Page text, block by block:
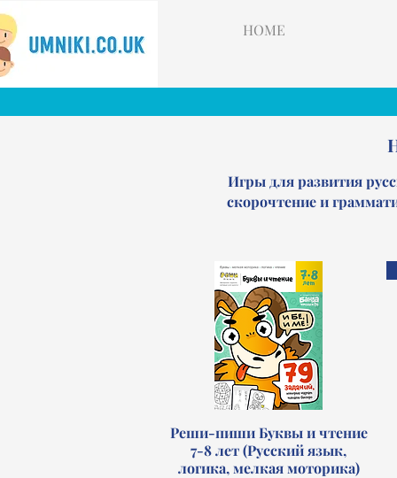
HOME
Игры для развития
скорочтение и
Quick View
Реши-пиши Буквы и чтение
7-8 лет (Русский язык,
логика, мелкая моторика)